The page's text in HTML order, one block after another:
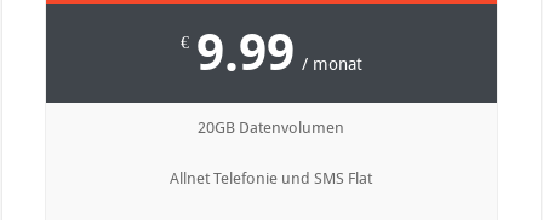
€ 9.99 / monat
20GB Datenvolumen
Allnet Telefonie und SMS Flat